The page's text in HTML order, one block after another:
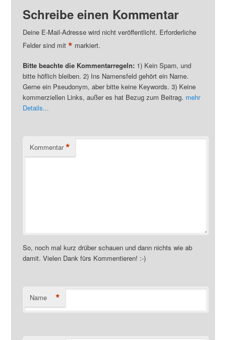
Schreibe einen Kommentar
Deine E-Mail-Adresse wird nicht veröffentlicht. Erforderliche
Felder sind mit * markiert.
Bitte beachte die Kommentarregeln:1) Kein Spam, und
bitte höflich bleiben. 2) Ins Namensfeld gehört ein Name.
Gerne ein Pseudonym, aber bitte keine Keywords. 3) Keine
kommerziellen Links, außer es hat Bezug zum Beitrag. mehr
Details...
Kommentar *
So, noch mal kurz drüber schauen und dann nichts wie ab
damit. Vielen Dank fürs Kommentieren! :-)
Name *